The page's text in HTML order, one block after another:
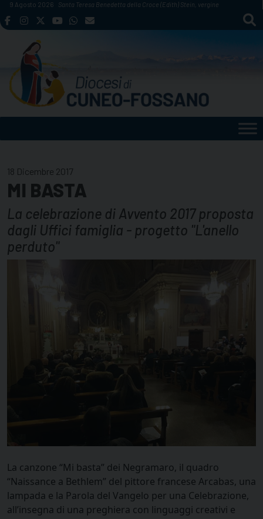
Skip
to
9 Agosto 2026 Santa Teresa Benedetta della Croce (Edith) Stein, vergine
18 Dicembre 2017
MI BASTA
La celebrazione di Avvento 2017 proposta
dagli Uffici famiglia - progetto "L'anello
perduto"
La canzone “Mi basta” dei Negramaro, il quadro
“Naissance a Bethlem” del pittore francese Arcabas, una
lampada e la Parola del Vangelo per una Celebrazione,
all’insegna di una preghiera con linguaggi creativi e